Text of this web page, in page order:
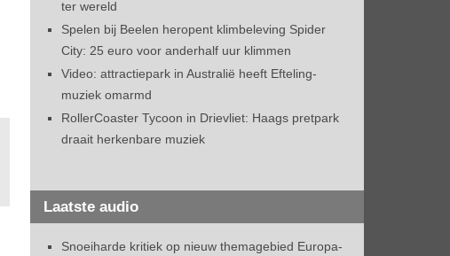
ter wereld
Spelen bij Beelen heropent klimbeleving Spider
City: 25 euro voor anderhalf uur klimmen
Video: attractiepark in Australië heeft Efteling-
muziek omarmd
RollerCoaster Tycoon in Drievliet: Haags pretpark
draait herkenbare muziek
Laatste audio
Snoeiharde kritiek op nieuw themagebied Europa-